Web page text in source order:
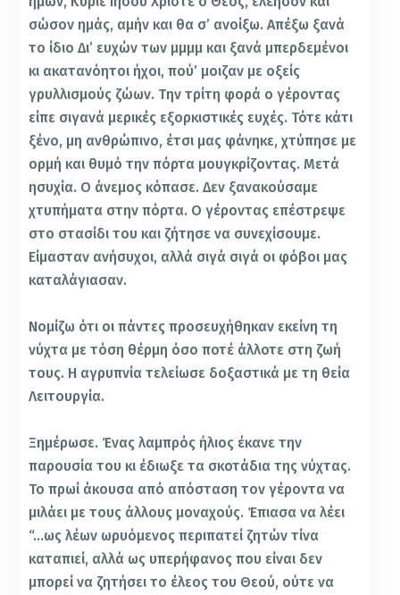
σώσον ημάς, αμήν και θα σ’ ανοίξω. Απέξω ξανά
το ίδιο Δι’ ευχών των μμμμ και ξανά μπερδεμένοι
κι ακατανόητοι ήχοι, πού’ μοιζαν με οξείς
γρυλλισμούς ζώων. Την τρίτη φορά ο γέροντας
είπε σιγανά μερικές εξορκιστικές ευχές. Τότε κάτι
ξένο, μη ανθρώπινο, έτσι μας φάνηκε, χτύπησε με
ορμή και θυμό την πόρτα μουγκρίζοντας. Μετά
ησυχία. Ο άνεμος κόπασε. Δεν ξανακούσαμε
χτυπήματα στην πόρτα. Ο γέροντας επέστρεψε
στο στασίδι του και ζήτησε να συνεχίσουμε.
Είμασταν ανήσυχοι, αλλά σιγά σιγά οι φόβοι μας
καταλάγιασαν.
Νομίζω ότι οι πάντες προσευχήθηκαν εκείνη τη
νύχτα με τόση θέρμη όσο ποτέ άλλοτε στη ζωή
τους. Η αγρυπνία τελείωσε δοξαστικά με τη θεία
Λειτουργία.
Ξημέρωσε. Ένας λαμπρός ήλιος έκανε την
παρουσία του κι έδιωξε τα σκοτάδια της νύχτας.
Το πρωί άκουσα από απόσταση τον γέροντα να
μιλάει με τους άλλους μοναχούς. Έπιασα να λέει
“…ως λέων ωρυόμενος περιπατεί ζητών τίνα
καταπιεί, αλλά ως υπερήφανος που είναι δεν
μπορεί να ζητήσει το έλεος του Θεού, ούτε να